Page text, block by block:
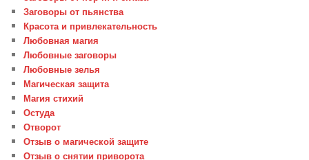
Заговоры от пьянства
Красота и привлекательность
Любовная магия
Любовные заговоры
Любовные зелья
Магическая защита
Магия стихий
Остуда
Отворот
Отзыв о магической защите
Отзыв о снятии приворота